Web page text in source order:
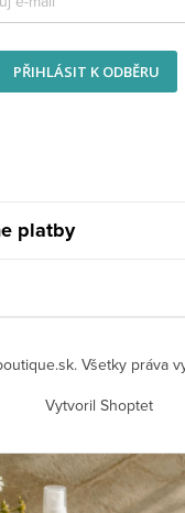
PŘIHLÁSIT K ODBĚRU
platby
Vytvoril Shoptet
. Všetky práva